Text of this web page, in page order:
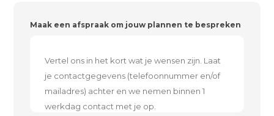
Maak een afspraak om jouw plannen te bespreken